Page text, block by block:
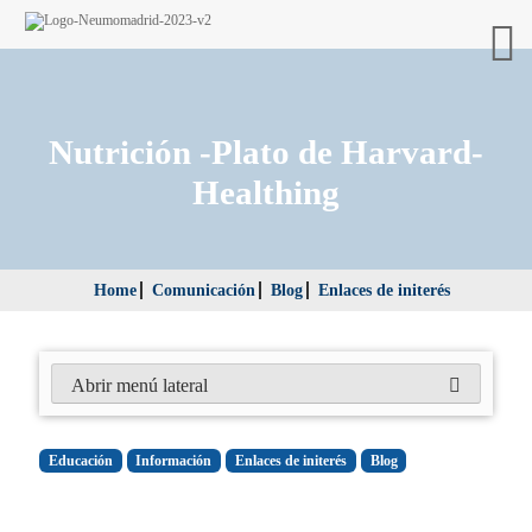
Nutrición -Plato de Harvard-
Healthing
Home Comunicación Blog Enlaces de initerés
Educación Información Enlaces de initerés Blog
Abrir menú lateral